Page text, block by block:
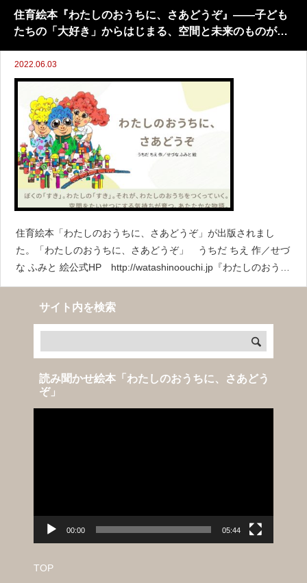
たくさんの人に知ってもらうことでした。テーマに寄り
住育絵本『わたしのおうちに、さあどうぞ』――子ども
たちの「大好き」からはじまる、空間と未来のものがた
2022.06.03
住育絵本「わたしのおうちに、さあどうぞ」が出版されまし
た。「わたしのおうちに、さあどうぞ」 うちだ ちえ 作／せづ
な ふみと 絵公式HP http://watashinoouchi.jp『わたしのおうち
に、さあどうぞ』は、子どもたちの「大好き」がぎゅっとつま
った、空間のお話です。登
サイト内を検索
読み聞かせ絵本「わたしのおうちに、さあどう
ぞ」
00:00 05:44
TOP